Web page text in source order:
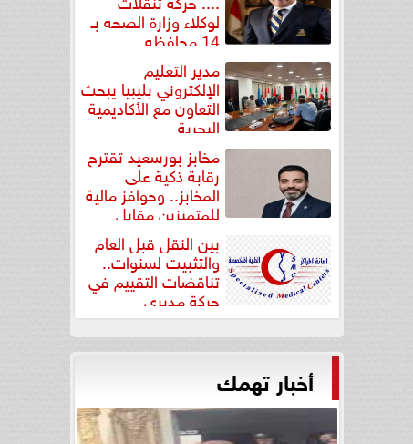
لوكلاء وزارة الصحه بـ
14 محافظه
مدير التعليم
الإلكتروني بليبيا يبحث
التعاون مع الأكاديمية
البحرية
مخابز بورسعيد تقترح
رقابة ذكية على
المخابز.. وحوافز مالية
للمتميزين مقابل
بين النقل قبل العام
والتثبيت لسنوات..
تناقضات التقييم في
حركة مديري
”مستشفيات...
أخبار تهمك